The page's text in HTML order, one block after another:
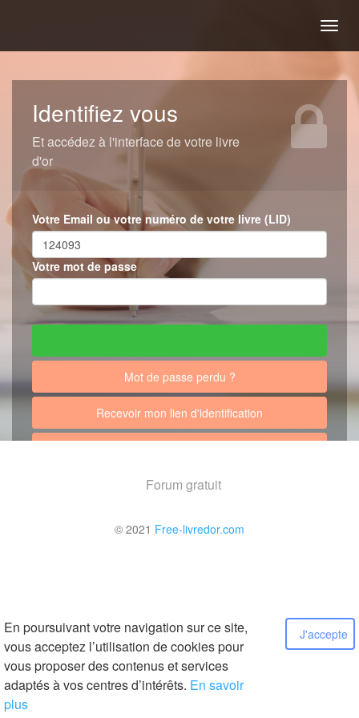
En poursuivant votre navigation sur ce site,
vous acceptez l’utilisation de cookies pour
vous proposer des contenus et services
adaptés à vos centres d’intérêts. En savoir
plus
J'accepte
Identifiez vous
Et accédez à l'interface de votre livre
d'or
Votre Email ou votre numéro de votre livre (LID)
Votre mot de passe
Mot de passe perdu ?
Recevoir mon lien d'identification
Forum gratuit
© 2021 Free-livredor.com